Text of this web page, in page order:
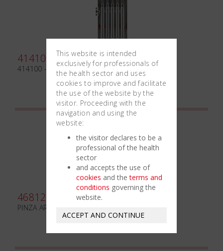
414100
414100 - KIT IMPLANT SITE DILATATORS BASIC
468120
PINZA ARNHOLD mm220 CURVA
This website is intended
exclusively for professionals of
the health sector and uses
cookies to improve and facilitate
the use of the website by the
visitor. Proceeding with the
navigation and using the
website:
the visitor declares to be a
professional of the health
sector
and accepts the use of
cookies and theterms and
conditions governing the
website.
ACCEPT AND CONTINUE